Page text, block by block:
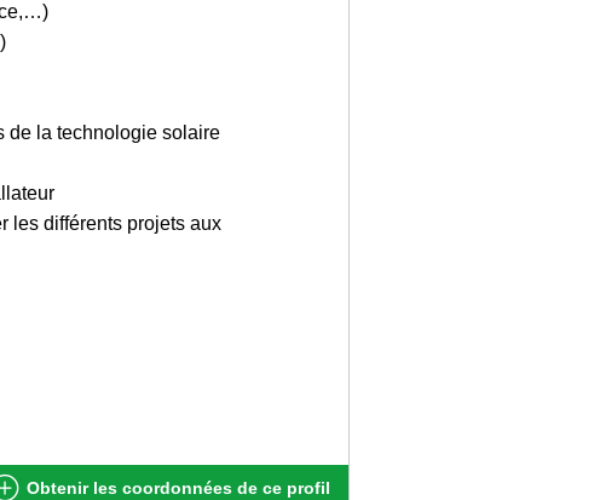
de la technologie solaire
les différents projets aux
Obtenir les coordonnées de ce profil